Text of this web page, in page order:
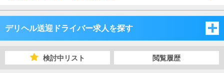
デリヘル送迎ドライバー求人を探す
福岡県
検討中リスト 閲覧履歴